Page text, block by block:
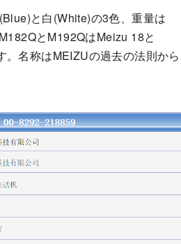
と白(White)の3色、重量は
とM192QはMeizu 18と
名称はMEIZUの過去の法則から